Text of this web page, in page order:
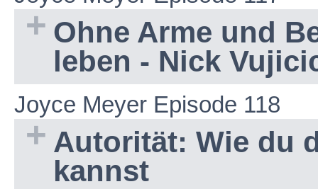
Ohne Arme und
leben - Nick
Joyce Meyer Episode 118
Autorität: Wie du
kannst